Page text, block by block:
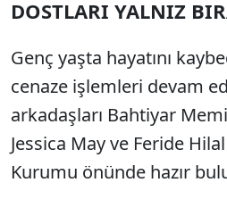
DOSTLARI YALNIZ
Genç yaşta hayatını
cenaze işlemleri devam
arkadaşları Bahtiyar
Jessica May ve Feride
Kurumu önünde hazır